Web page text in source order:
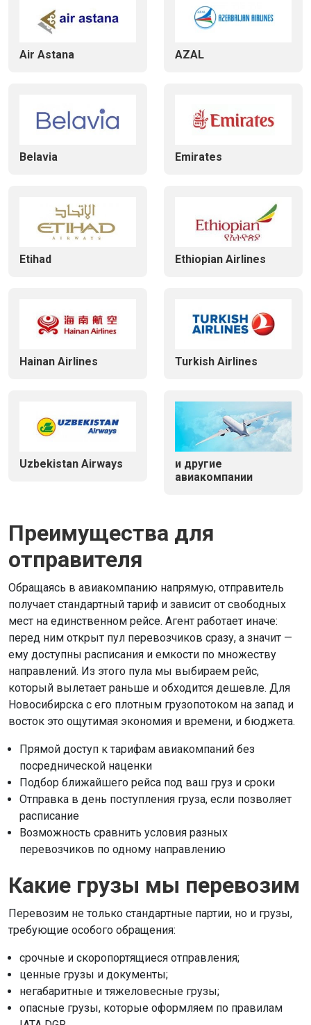
Air Astana AZAL
Belavia Emirates
Etihad Ethiopian Airlines
Hainan Airlines Turkish Airlines
Uzbekistan Airways
и другие
авиакомпании
Преимущества для
отправителя
Обращаясь в авиакомпанию напрямую, отправитель
получает стандартный тариф и зависит от свободных
мест на единственном рейсе. Агент работает иначе:
перед ним открыт пул перевозчиков сразу, а значит —
ему доступны расписания и емкости по множеству
направлений. Из этого пула мы выбираем рейс,
который вылетает раньше и обходится дешевле. Для
Новосибирска с его плотным грузопотоком на запад и
восток это ощутимая экономия и времени, и бюджета.
Прямой доступ к тарифам авиакомпаний без
посреднической наценки
Подбор ближайшего рейса под ваш груз и сроки
Отправка в день поступления груза, если позволяет
расписание
Возможность сравнить условия разных
перевозчиков по одному направлению
Какие грузы мы перевозим
Перевозим не только стандартные партии, но и грузы,
требующие особого обращения:
срочные и скоропортящиеся отправления;
ценные грузы и документы;
негабаритные и тяжеловесные грузы;
опасные грузы, которые оформляем по правилам